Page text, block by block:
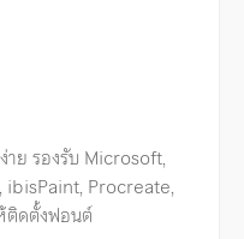
ย รองรับ Microsoft,
Procreate,
ติดตั้งฟอนต์